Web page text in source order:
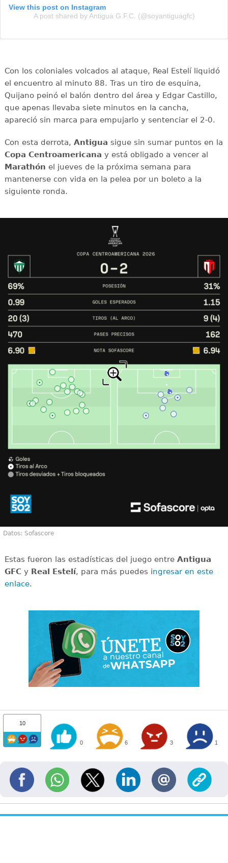
View this post on Instagram
A post shared by Antigua G.F.C. (@soyantiguagfc)
Con los coloniales volcados al ataque, Real Estelí liquidó
el encuentro al minuto 88. Tras un tiro de esquina,
Quijano peinó el balón dentro del área y Edgar Castillo,
que apenas llevaba siete minutos en la cancha,
apareció sin marca para empujarlo y sentenciar el 2-0.
Con esta derrota, Antigua sigue sin sumar puntos en la
Copa Centroamericana y está obligado a vencer al
Marathón el jueves de la próxima semana para
mantenerse con vida en la pelea por un boleto a la
siguiente ronda.
Datos: Sofascore
Estas fueron las estadísticas del juego entre Antigua
GFC y Real Estelí, para más puedes ingresar en este
enlace.
10
0 6 3 1